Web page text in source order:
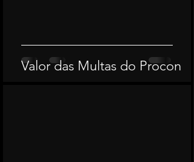
Valor das Multas do Procon